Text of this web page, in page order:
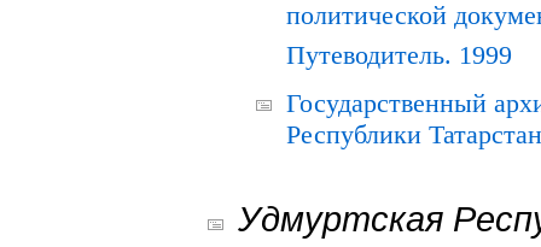
политической
Путеводитель. 1999
Государственный
Республики
Удмуртская